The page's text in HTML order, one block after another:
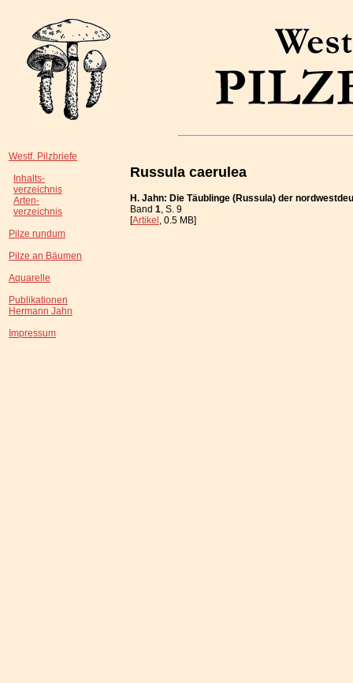
Westf. Pilzbriefe
Inhalts-
verzeichnis
Arten-
verzeichnis
Pilze rundum
Pilze an Bäumen
Aquarelle
Publikationen
Hermann Jahn
Impressum
Russula caerulea
H. Jahn: Die Täublinge (Russula) der
Band 1, S. 9
[Artikel, 0.5 MB]